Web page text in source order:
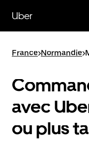
contenu
principal
Uber
France>Normandie>
avec
ou plus